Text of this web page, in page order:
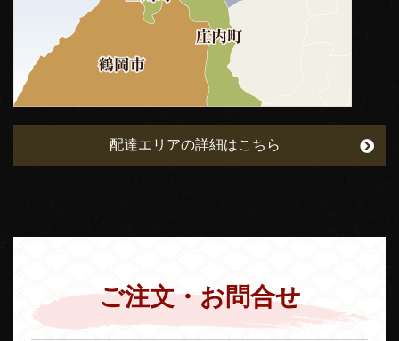
配達エリアの詳細はこちら
ご注文・お問合せ